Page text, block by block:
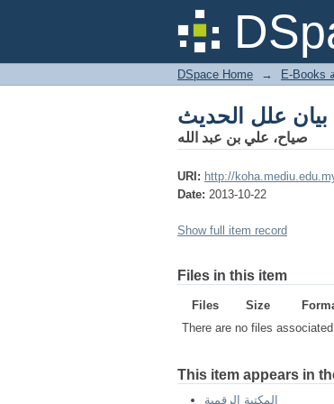
علل الحديث
DSpace Home →
علل الحديث
صياح، علي بن عبد الله
URI: http://
Date: 2013-10-22
Show full item record
Files in this item
Files Size
There are no files
This item appears in
المكتبة الرقمية